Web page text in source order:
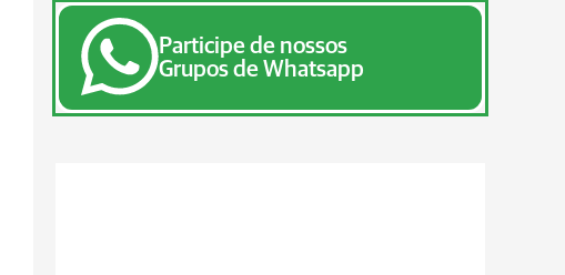
Participe de nossos
Grupos de Whatsapp